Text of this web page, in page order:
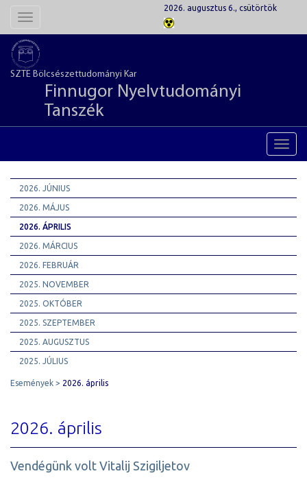
Toggle
2026. augusztus 6., csütörtök
SZTE Bölcsészettudományi Kar
Finnugor Nyelvtudományi
Tanszék
2026. JÚNIUS
2026. MÁJUS
2026. ÁPRILIS
2026. MÁRCIUS
2026. FEBRUÁR
2025. NOVEMBER
2025. OKTÓBER
2025. SZEPTEMBER
2025. AUGUSZTUS
2025. JÚLIUS
Események 2026. április
2026. április
Vendégünk volt Vitalij Szigiljetov